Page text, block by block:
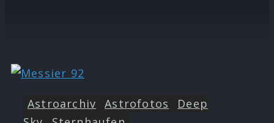
Astroarchiv Astrofotos
Deep